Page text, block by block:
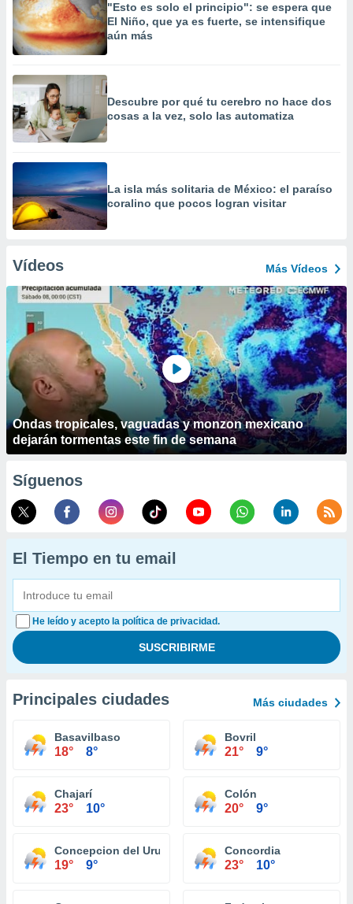
"Esto es solo el principio": se espera que
El Niño, que ya es fuerte, se intensifique
aún más
Descubre por qué tu cerebro no hace dos
cosas a la vez, solo las automatiza
La isla más solitaria de México: el paraíso
coralino que pocos logran visitar
Vídeos Más Vídeos
Ondas tropicales, vaguadas y monzon mexicano
dejarán tormentas este fin de semana
Síguenos
El Tiempo en tu email
He leído y acepto la política de privacidad.
Principales ciudades Más ciudades
Basavilbaso
18° 8°
Bovril
21° 9°
Chajarí
23° 10°
Colón
20° 9°
Concepcion del Uruguay
19° 9°
Concordia
23° 10°